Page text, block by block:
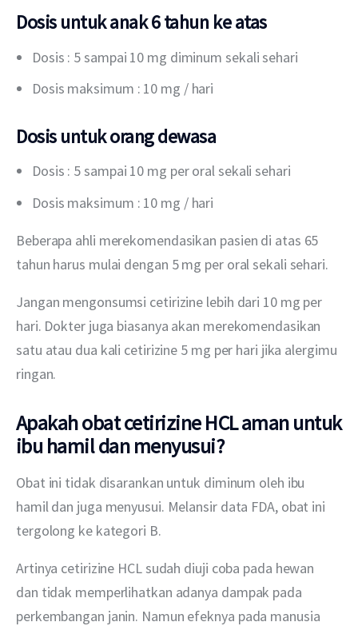
Dosis untuk anak 6 tahun ke atas
Dosis : 5 sampai 10 mg diminum sekali sehari
Dosis maksimum : 10 mg / hari
Dosis untuk orang dewasa
Dosis : 5 sampai 10 mg per oral sekali sehari
Dosis maksimum : 10 mg / hari
Beberapa ahli merekomendasikan pasien di atas 65
tahun harus mulai dengan 5 mg per oral sekali sehari.
Jangan mengonsumsi cetirizine lebih dari 10 mg per
hari. Dokter juga biasanya akan merekomendasikan
satu atau dua kali cetirizine 5 mg per hari jika alergimu
ringan.
Apakah obat cetirizine HCL aman untuk
ibu hamil dan menyusui?
Obat ini tidak disarankan untuk diminum oleh ibu
hamil dan juga menyusui. Melansir data FDA, obat ini
tergolong ke kategori B.
Artinya cetirizine HCL sudah diuji coba pada hewan
dan tidak memperlihatkan adanya dampak pada
perkembangan janin. Namun efeknya pada manusia